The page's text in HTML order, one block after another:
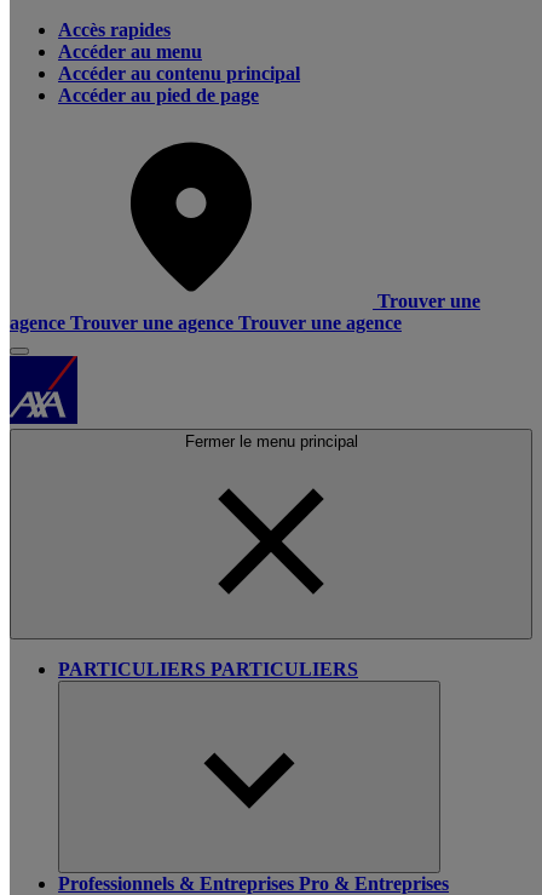
Accès rapides
Accéder au menu
Accéder au contenu principal
Accéder au pied de page
Trouver une
agence Trouver une agence Trouver une agence
Fermer le menu principal
PARTICULIERS PARTICULIERS
Professionnels & Entreprises Pro & Entreprises